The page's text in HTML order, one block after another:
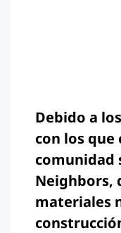
Debido a
con los que
comunidad
Neighbors,
materiales